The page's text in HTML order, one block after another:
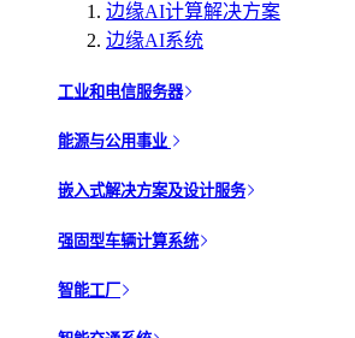
边缘AI计算解决方案
边缘AI系统
工业和电信服务器
能源与公用事业
嵌入式解决方案及设计服务
强固型车辆计算系统
智能工厂